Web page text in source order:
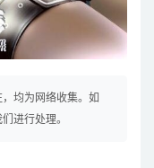
均为网络收集。如
进行处理。